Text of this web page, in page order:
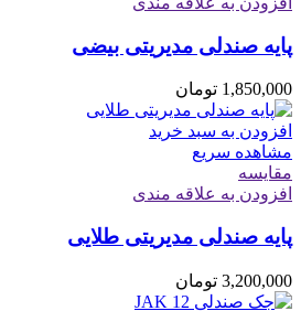
پایه صندلی مدیریتی بیضی
1,850,000 تومان
افزودن به سبد خرید
مشاهده سریع
مقایسه
افزودن به علاقه مندی
پایه صندلی مدیریتی طلایی
3,200,000 تومان